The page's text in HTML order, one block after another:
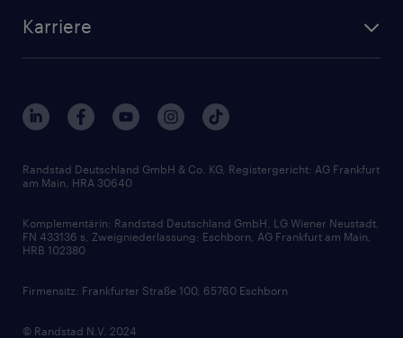
Randstad Akademie
Branchen
Interne Karriere
FAQ - Bewerber / Kunden
Zertifikate und Auszeichnungen
Karriere
Berufsprofile
Gehaltsthemen
Bewerbungsratgeber
Soft Skills
Skills
Randstad Deutschland GmbH & Co. KG, Registergericht: AG Frankfurt
am Main, HRA 30640
Komplementärin: Randstad Deutschland GmbH, LG Wiener Neustadt,
FN 433136 s, Zweigniederlassung: Eschborn, AG Frankfurt am Main,
HRB 102380
Firmensitz: Frankfurter Straße 100, 65760 Eschborn
© Randstad N.V. 2024